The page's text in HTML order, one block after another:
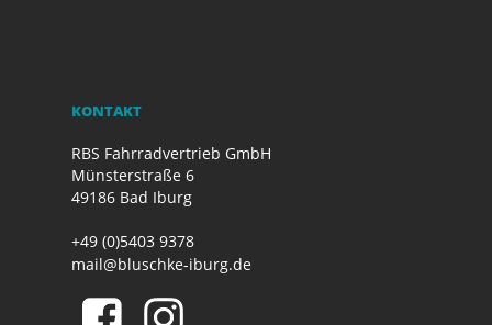
KONTAKT
RBS Fahrradvertrieb GmbH
Münsterstraße 6
49186 Bad Iburg
+49 (0)5403 9378
mail@bluschke-iburg.de